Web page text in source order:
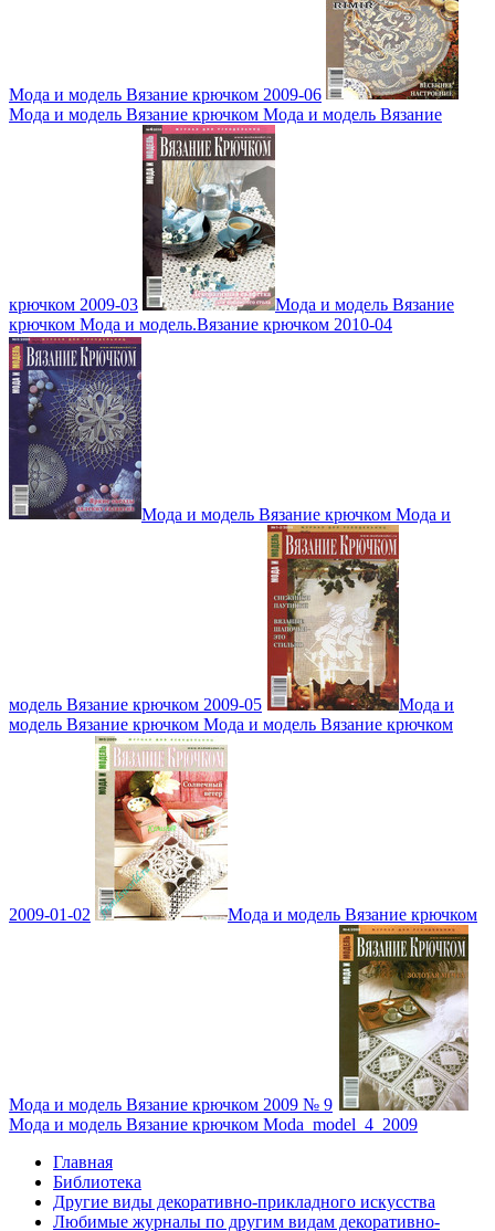
Мода и модель Вязание крючком 2009-06
Мода и модель Вязание крючком Мода и модель Вязание
крючком 2009-03
Мода и модель Вязание
крючком Мода и модель.Вязание крючком 2010-04
Мода и модель Вязание крючком Мода и
модель Вязание крючком 2009-05
Мода и
модель Вязание крючком Мода и модель Вязание крючком
2009-01-02 Мода и модель Вязание крючком
Мода и модель Вязание крючком 2009 № 9
Мода и модель Вязание крючком Moda_model_4_2009
Главная
Библиотека
Другие виды декоративно-прикладного искусства
Любимые журналы по другим видам декоративно-